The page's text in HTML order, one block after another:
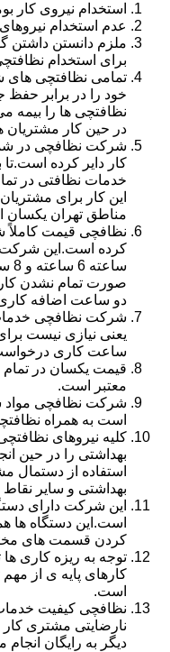
استخدام نیروی کار
عدم استخدام
ملزم دانستن داشتن
برای استخدام
تمامی نظافتچی
خود را در برابر حفظ
نظافتچی ها را بیمه
در حین کار مشتریان
شرکت نظافچی در
کار دایر کرده
خدمات نظافتی در
این کار برای
مناطق تهران
نظافچی قیمت
صورت تمام نشدن
دو ساعت اضافه کاری
یعنی نیازی نیست
ساعت کاری
قیمت یکسان در
معتبر است.
شرکت نظافچی مواد
است به همراه
کلیه نیروهای
بهداشتی را در حین
استفاده از
بهداشتی و سایر
این شرکت دارای
است.این دستگاه ها
کردن قسمت های
توجه به ریزه کاری
کارهای پایه ی از
است.
نظافچی کیفیت
نارضایتی مشتری
دیگر به رایگان